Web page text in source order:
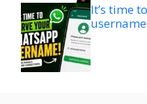
It’s time
username